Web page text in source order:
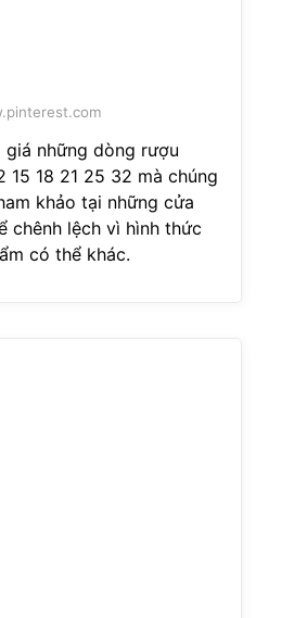
giá những dòng rượu
15 18 21 25 32 mà chúng
khảo tại những cửa
chênh lệch vì hình thức
có thể khác.